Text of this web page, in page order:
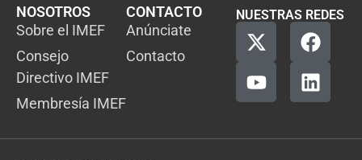
NOSOTROS
Sobre el IMEF
Consejo
Directivo IMEF
Membresía IMEF
CONTACTO
Anúnciate
Contacto
NUESTRAS REDES